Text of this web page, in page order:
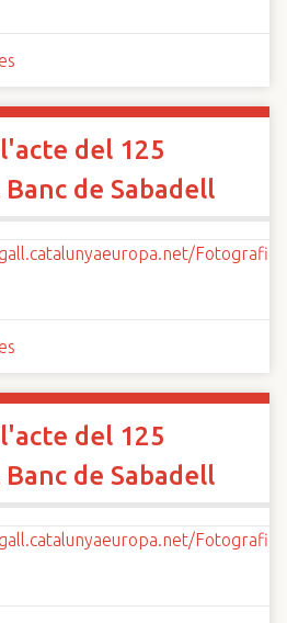
del 125
de Sabadell
del 125
de Sabadell